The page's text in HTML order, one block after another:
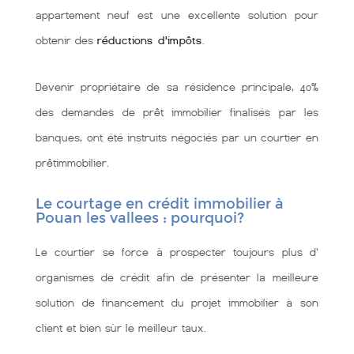
appartement neuf est une excellente solution pour
obtenir des réductions d'impôts
Devenir propriétaire de sa résidence principale, 40%
des demandes de prêt immobilier finalisés par les
banques, ont été instruits négociés par un courtier en
prêtimmobilier.
Le courtage en crédit immobilier à
Pouan les vallees : pourquoi?
Le courtier se force à prospecter toujours plus d'
organismes de crédit afin de présenter la meilleure
solution de financement du projet immobilier à son
client et bien sùr le meilleur taux.